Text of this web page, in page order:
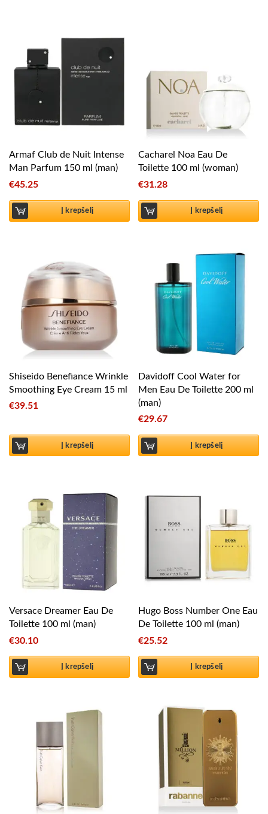
Armaf Club de Nuit Intense
Man Parfum 150 ml (man)
€45.25
Į krepšelį
Cacharel Noa Eau De
Toilette 100 ml (woman)
€31.28
Į krepšelį
Shiseido Benefiance Wrinkle
Smoothing Eye Cream 15 ml
€39.51
Į krepšelį
Davidoff Cool Water for
Men Eau De Toilette 200 ml
(man)
€29.67
Į krepšelį
Versace Dreamer Eau De
Toilette 100 ml (man)
€30.10
Į krepšelį
Hugo Boss Number One Eau
De Toilette 100 ml (man)
€25.52
Į krepšelį